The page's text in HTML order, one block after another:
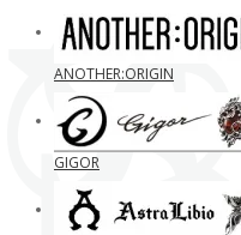
ANOTHER:ORIGIN
GIGOR